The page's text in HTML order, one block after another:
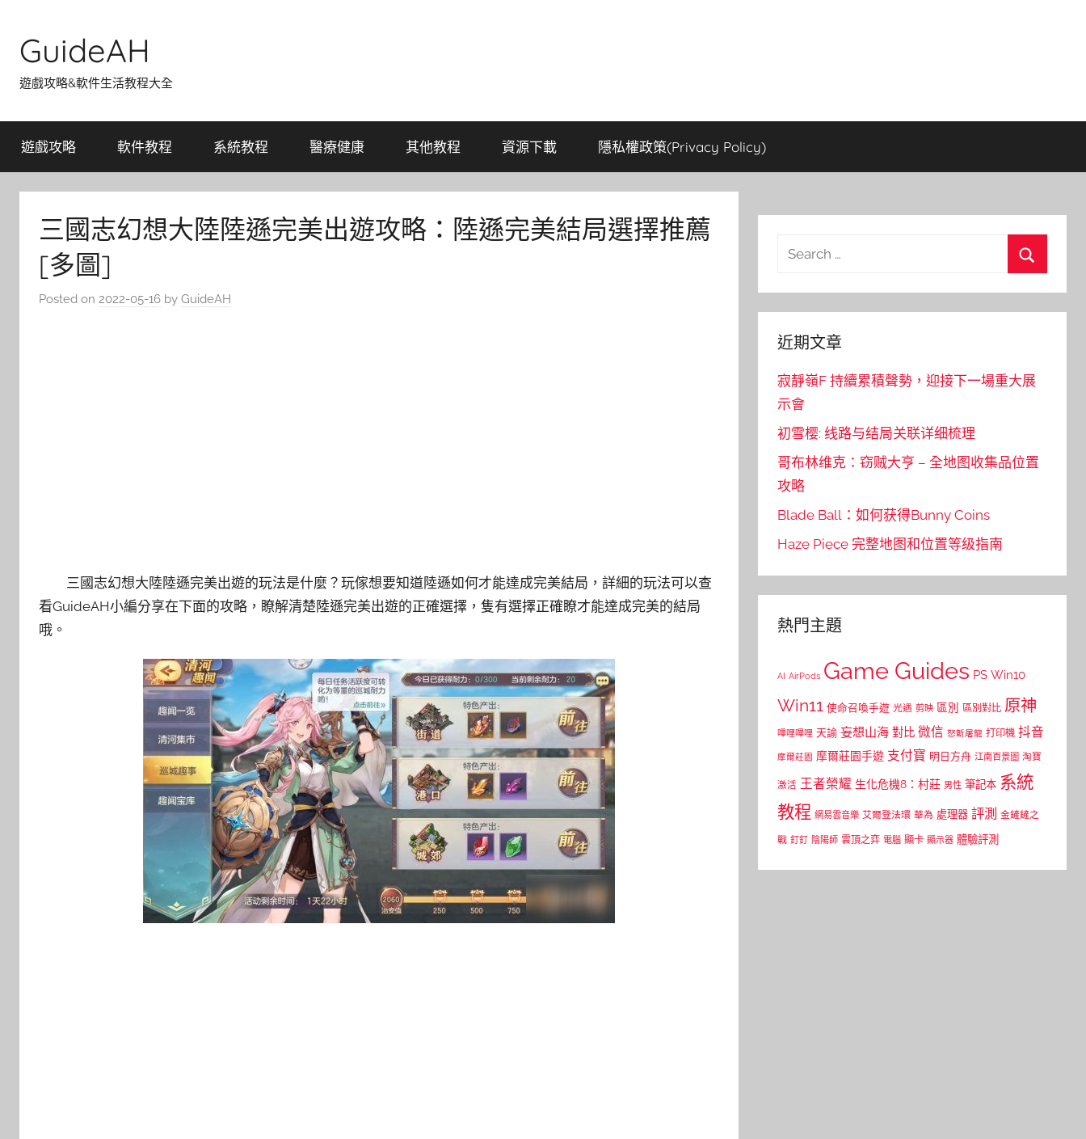
content
GuideAH
遊戲攻略&軟件生活教程大全
遊戲攻略 軟件教程 系統教程 醫療健康 其他教程 資源下載 隱私權政策(Privacy Policy)
三國志幻想大陸陸遜完美出遊攻略：陸遜完美結局選擇推薦
[多圖]
Posted on 2022-05-16 by GuideAH
三國志幻想大陸陸遜完美出遊的玩法是什麼？玩傢想要知道陸遜如何才能達成完美結局，詳細的玩法可以查
看GuideAH小編分享在下面的攻略，瞭解清楚陸遜完美出遊的正確選擇，隻有選擇正確瞭才能達成完美的結局
哦。
Search
近期文章
寂靜嶺F 持續累積聲勢，迎接下一場重大展
示會
初雪樱: 线路与结局关联详细梳理
哥布林维克：窃贼大亨 – 全地图收集品位置
攻略
Blade Ball：如何获得Bunny Coins
Haze Piece 完整地图和位置等级指南
熱門主題
AI AirPods Game Guides PS Win10
Win11 使命召喚手遊 光遇 剪映 區別 區別對比 原神
嗶哩嗶哩 天諭 妄想山海 對比 微信 怒斬屠龍 打印機 抖音
摩爾莊園 摩爾莊園手遊 支付寶 明日方舟 江南百景圖 淘寶
激活 王者榮耀 生化危機8：村莊 男性 筆記本 系統
教程 網易雲音樂 艾爾登法環 華為 處理器 評測 金鏟鏟之
戰 釘釘 陰陽師 雲頂之弈 電腦 顯卡 顯示器 體驗評測